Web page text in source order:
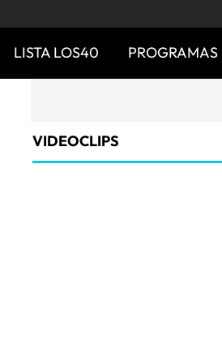
LISTA LOS40 PROGRAMAS
VIDEOCLIPS